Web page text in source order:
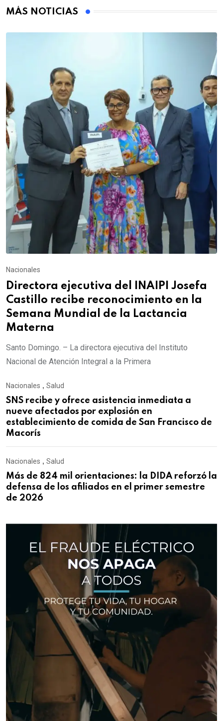
MÁS NOTICIAS
Nacionales
Directora ejecutiva del INAIPI Josefa
Castillo recibe reconocimiento en la
Semana Mundial de la Lactancia
Materna
Santo Domingo. – La directora ejecutiva del Instituto
Nacional de Atención Integral a la Primera
Nacionales , Salud
SNS recibe y ofrece asistencia inmediata a
nueve afectados por explosión en
establecimiento de comida de San Francisco de
Macorís
Nacionales , Salud
Más de 824 mil orientaciones: la DIDA reforzó la
defensa de los afiliados en el primer semestre
de 2026